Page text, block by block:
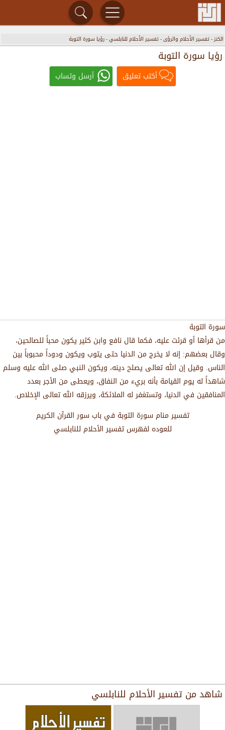
الكنز-تفسير الأحلام والرؤى-تفسير الأحلام للنابلسي-رؤيا سورة التوبة
رؤيا سورة التوبة
أكتب تعليق أرسل وتساب
سورة التوبة
من قرأها أو قرئت عليه، فكما قال نافع وابن كثير يكون محباً للصالحين،
وقال بعضهم: إنه لا يخرج من الدنيا حتى يتوب ويكون ودوداً محبوباً بين
الناس. وقيل إن الله تعالى يصلح دينه، ويكون النبي صلى الله عليه وسلم
شاهداً له يوم القيامة بأنه بريء من النفاق، ويعطى من الأجر بعدد
المنافقين في الدنيا، وتستغفر له الملائكة، ويرزقه الله تعالى الإخلاص.
تفسير منام سورة التوبة في باب سور القرآن الكريم
للعوده لفهرس تفسير الأحلام للنابلسي
شاهد من تفسير الأحلام للنابلسي